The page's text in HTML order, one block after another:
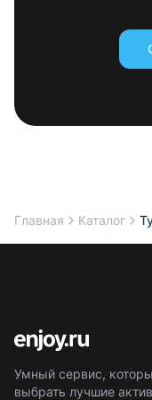
Главная Каталог
Умный сервис,
выбрать лучшие